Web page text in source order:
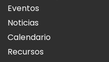
Eventos
Noticias
Calendario
Recursos